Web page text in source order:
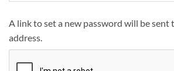
A link to set a new password will be sent
address.